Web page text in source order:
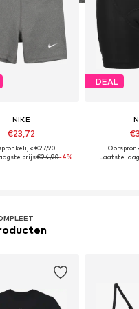
NIKE
€23,72
€27,90
prijs:€24,90-4%
DEAL
Laatste